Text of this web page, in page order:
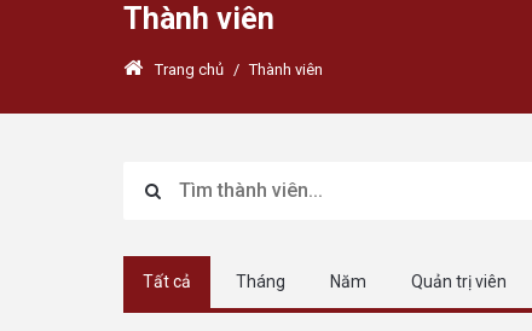
Thành viên
Trang chủ / Thành viên
Tất cả Tháng Năm Quản trị viên